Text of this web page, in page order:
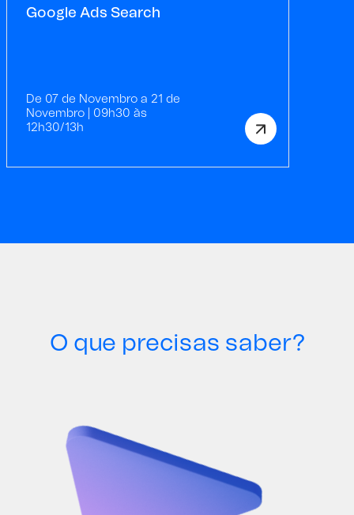
Google Ads Search
De 07 de Novembro a 21 de
Novembro | 09h30 às
12h30/13h
O que precisas saber?